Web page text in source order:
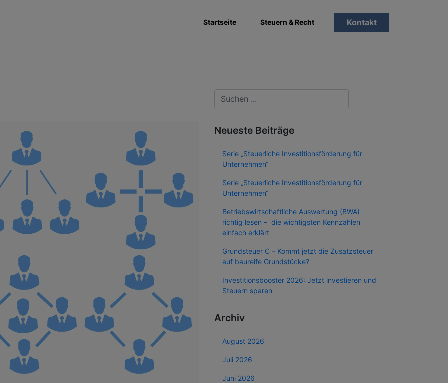
Startseite Steuern & Recht Kontakt
Neueste Beiträge
Serie „Steuerliche Investitionsförderung für
Unternehmen“
Serie „Steuerliche Investitionsförderung für
Unternehmen“
Betriebswirtschaftliche Auswertung (BWA)
richtig lesen – die wichtigsten Kennzahlen
einfach erklärt
Grundsteuer C – Kommt jetzt die Zusatzsteuer
auf baureife Grundstücke?
Investitionsbooster 2026: Jetzt investieren und
Steuern sparen
Archiv
August 2026
Juli 2026
Juni 2026